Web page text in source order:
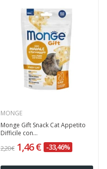
MONGE
Monge Gift Snack Cat Appetito
Difficile con...
2,20 € 1,46 € -33,46%